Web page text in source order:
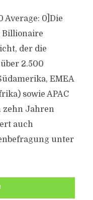
Average: 0]Die
Billionaire
der die
2.500
EMEA
sowie APAC
zehn Jahren
auch
unter